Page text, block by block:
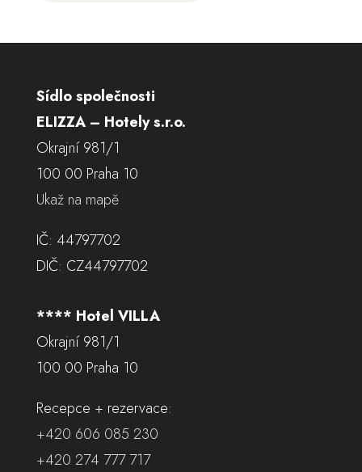
Sídlo společnosti
ELIZZA – Hotely s.r.o.
Okrajní 981/1
100 00 Praha 10
Ukaž na mapě
IČ: 44797702
DIČ: CZ44797702
**** Hotel VILLA
Okrajní 981/1
100 00 Praha 10
Recepce + rezervace:
+420 606 085 230
+420 274 777 717